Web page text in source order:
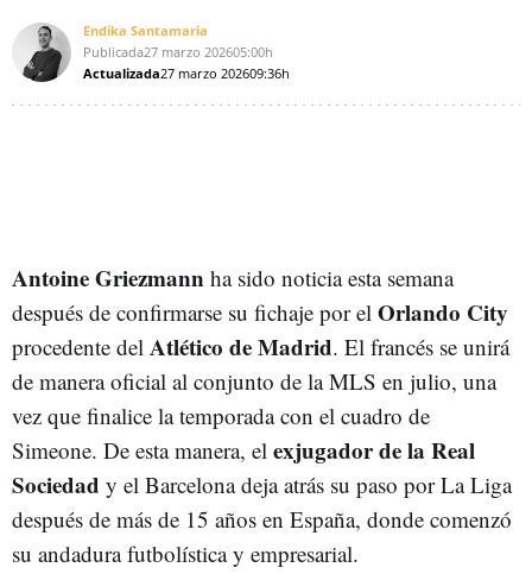
Endika Santamaria
Publicada27 marzo 202605:00h
Actualizada27 marzo 202609:36h
Antoine Griezmann ha sido noticia esta semana
después de confirmarse su fichaje por el Orlando City
procedente del Atlético de Madrid. El francés se unirá
de manera oficial al conjunto de la MLS en julio, una
vez que finalice la temporada con el cuadro de
Simeone. De esta manera, el exjugador de la Real
Sociedad y el Barcelona deja atrás su paso por La Liga
después de más de 15 años en España, donde comenzó
su andadura futbolística y empresarial.